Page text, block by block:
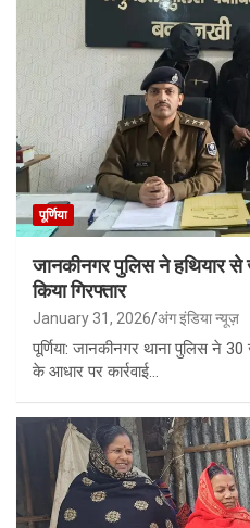
पूर्णिया
जानकीनगर पुलिस ने हथियार से
किया गिरफ्तार
January 31, 2026 अंग इंडिया न्यूज़
पूर्णिया: जानकीनगर थाना पुलिस ने
के आधार पर कार्रवाई…